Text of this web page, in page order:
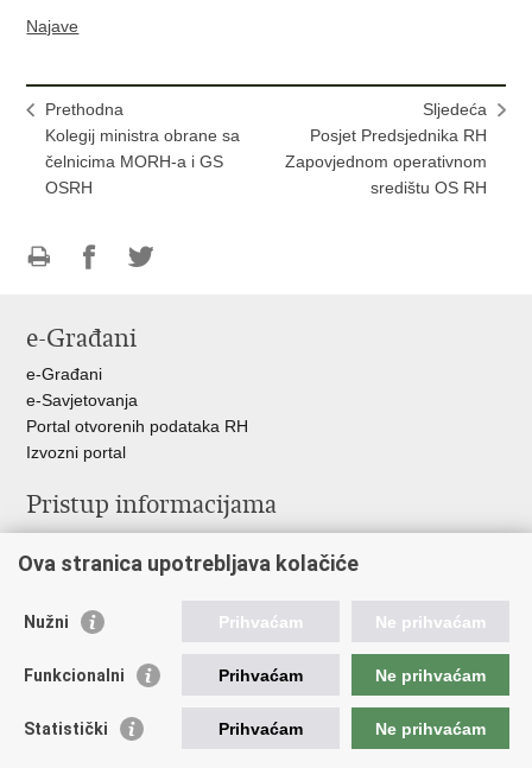
Najave
Prethodna
Kolegij ministra obrane sa
čelnicima MORH-a i GS
OSRH
Sljedeća
Posjet Predsjednika RH
Zapovjednom operativnom
središtu OS RH
FacebookuTwitteru
e-Građani
e-Građani
e-Savjetovanja
Portal otvorenih podataka RH
Izvozni portal
Pristup informacijama
Izjava o pristupačnosti
Ravnopravnost spolova u MORH-u i OSRH
Važne poveznice
Vlada RH
Ova stranica upotrebljava kolačiće
Nužni Prihvaćam Ne prihvaćam
Funkcionalni Prihvaćam Ne prihvaćam
Statistički Prihvaćam Ne prihvaćam